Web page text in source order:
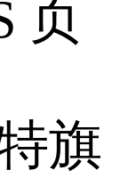
页
旗